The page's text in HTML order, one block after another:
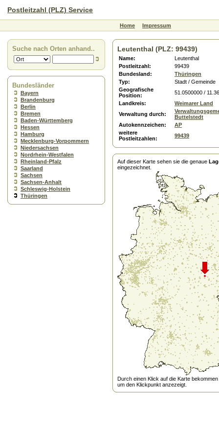
Postleitzahl (PLZ) Service
Home Impressum
Suche nach Orten anhand..
Bundesländer
Bayern
Brandenburg
Berlin
Bremen
Baden-Württemberg
Hessen
Hamburg
Mecklenburg-Vorpommern
Niedersachsen
Nordrhein-Westfalen
Rheinland-Pfalz
Saarland
Sachsen
Sachsen-Anhalt
Schleswig-Holstein
Thüringen
Leutenthal (PLZ: 99439)
Name:
Leutenthal
Postleitzahl:
99439
Bundesland:
Thüringen
Typ:
Stadt / Gemeinde
Geografische
Position:
51.0500000 /
Landkreis:
Weimarer Land
Verwaltung durch:
Buttelstedt
Autokennzeichen:
AP
weitere
Postleitzahlen:
99439
Auf dieser Karte sehen sie die genaue
eingezeichnet.
Durch einen Klick auf die Karte
um den Klickpunkt anzezeigt.